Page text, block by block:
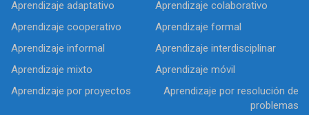
Aprendizaje adaptativo
Aprendizaje colaborativo
Aprendizaje cooperativo
Aprendizaje formal
Aprendizaje informal
Aprendizaje interdisciplinar
Aprendizaje mixto
Aprendizaje móvil
Aprendizaje por proyectos
Aprendizaje por resolución de
problemas